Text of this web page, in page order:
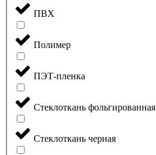
ПВХ
Полимер
ПЭТ-пленка
Стеклоткань фольгированная
Стеклоткань черная